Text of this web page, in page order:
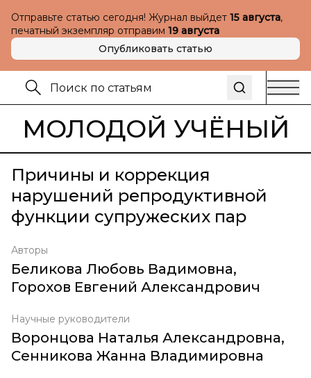
Отправьте статью сегодня! Журнал выйдет 15 августа,
печатный экземпляр отправим 19 августа
Опубликовать статью
МОЛОДОЙ УЧЁНЫЙ
Причины и коррекция
нарушений репродуктивной
функции супружеских пар
Авторы
Беликова Любовь Вадимовна,
Горохов Евгений Александрович
Научные руководители
Воронцова Наталья Александровна,
Сенникова Жанна Владимировна